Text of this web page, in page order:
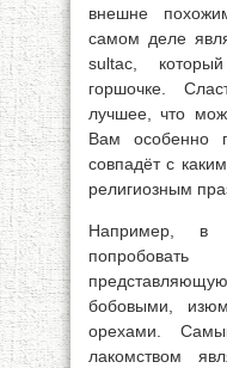
внешне
самом деле
sultac,
горшочке.
лучшее, что
Вам особенно
совпадёт с
религиозным
Например, в
бобовыми,
орехами.
лакомством